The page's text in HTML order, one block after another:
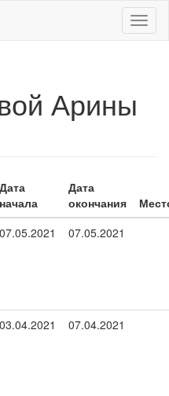
Арины
Дата
начала
Дата
окончания
07.05.2021 07.05.2021
03.04.2021 07.04.2021